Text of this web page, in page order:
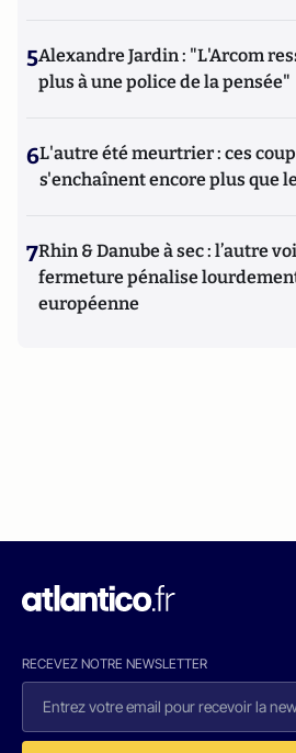
5Alexandre Jardin : "L'Arcom
plus à une police de la pensée"
6L'autre été meurtrier : ces
s'enchaînent encore plus que
7Rhin & Danube à sec : l’autre
fermeture pénalise
européenne
RECEVEZ NOTRE NEWSLETTER